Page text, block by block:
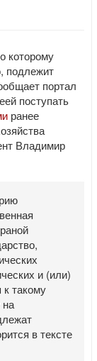
которому
подлежит
портал
поступать
ранее
Владимир
и (или)
такому
в тексте